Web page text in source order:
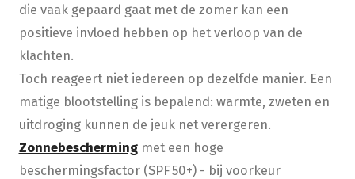
die vaak gepaard gaat met de zomer kan een
positieve invloed hebben op het verloop van de
klachten.
Toch reageert niet iedereen op dezelfde manier. Een
matige blootstelling is bepalend: warmte, zweten en
uitdroging kunnen de jeuk net verergeren.
Zonnebeschermingmet een hoge
beschermingsfactor (SPF 50+) - bij voorkeur